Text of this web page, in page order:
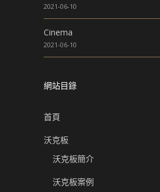
2021-06-10
Cinema
2021-06-10
網站目錄
首頁
沃克板
沃克板簡介
沃克板案例